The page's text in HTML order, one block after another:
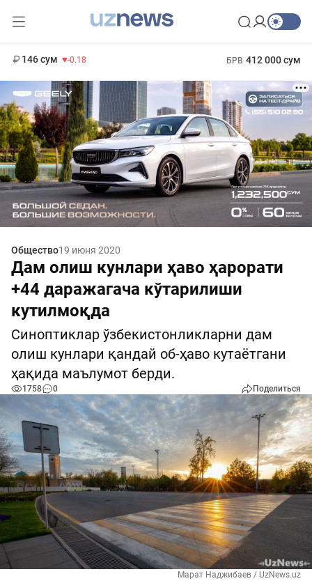
146 сум -0.18 БРВ 412 000 сум
Общество19 июня 2020
Дам олиш кунлари ҳаво ҳарорати
+44 даражагача кўтарилиши
кутилмоқда
Синоптиклар ўзбекистонликларни дам
олиш кунлари қандай об-ҳаво кутаётгани
ҳақида маълумот берди.
1758 0 Поделиться
Марат Наджибаев / UzNews.uz